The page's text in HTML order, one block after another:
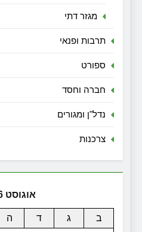
מגזר דתי
תרבות ופנאי
ספורט
חברה וחסד
נדל"ן ומגורים
צרכנות
אוגוסט 2026
ב ג ד ה